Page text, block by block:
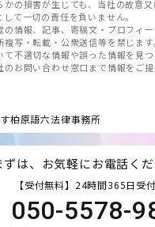
かの損害が生じても、当社の故意
て一切の責任を負いません。
の情報、記事、寄稿文・プロフィ
複写・転載・公衆送信等を禁じます
て不適切な情報や誤った情報を見
のお問い合わせ窓口まで情報をご
柏原語六法律事務所
ずは、お気軽にお電話く
【受付無料】24時間365日受付
050-5578-